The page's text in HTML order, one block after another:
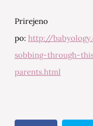
Prirejeno
po: http://
sobbing-through-
parents.html